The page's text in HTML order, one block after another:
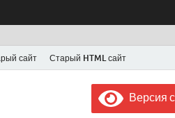
сайт Старый HTML сайт
с июля 1956 года
Версия